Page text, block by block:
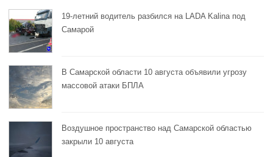
19-летний водитель разбился на LADA Kalina под
Самарой
В Самарской области 10 августа объявили угрозу
массовой атаки БПЛА
Воздушное пространство над Самарской областью
закрыли 10 августа